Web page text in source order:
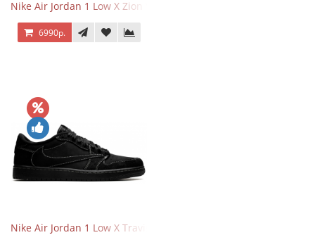
Nike Air Jordan 1 Low X Zion Williamson Voodoo
6990р.
Nike Air Jordan 1 Low X Travis Scott Black Phantom